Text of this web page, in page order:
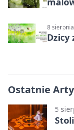
8
Dzicy
Ostatnie
5